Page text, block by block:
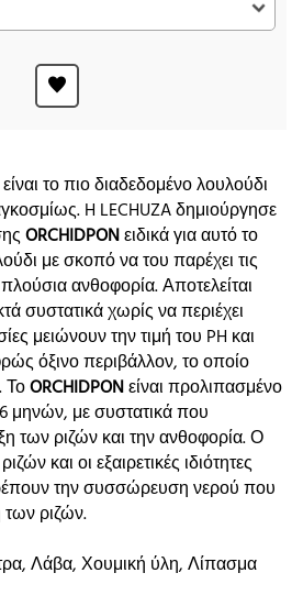
το πιο διαδεδομένο λουλούδι
H LECHUZA δημιούργησε
ORCHIDPONειδικά για αυτό το
με σκοπό να του παρέχει τις
ανθοφορία. Αποτελείται
συστατικά χωρίς να περιέχει
μειώνουν την τιμή του PH και
όξινο περιβάλλον, το οποίο
ΤοORCHIDPONείναι προλιπασμένο
μηνών, με συστατικά που
των ριζών και την ανθοφορία. Ο
και οι εξαιρετικές ιδιότητες
την συσσώρευση νερού που
ριζών.
Λάβα, Χουμική ύλη, Λίπασμα